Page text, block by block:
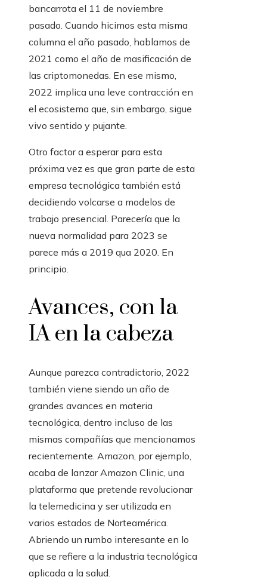
bancarrota el 11 de noviembre
pasado. Cuando hicimos esta misma
columna el año pasado, hablamos de
2021 como el año de masificación de
las criptomonedas. En ese mismo,
2022 implica una leve contracción en
el ecosistema que, sin embargo, sigue
vivo sentido y pujante.
Otro factor a esperar para esta
próxima vez es que gran parte de esta
empresa tecnológica también está
decidiendo volcarse a modelos de
trabajo presencial. Parecería que la
nueva normalidad para 2023 se
parece más a 2019 qua 2020. En
principio.
Avances, con la
IA en la cabeza
Aunque parezca contradictorio, 2022
también viene siendo un año de
grandes avances en materia
tecnológica, dentro incluso de las
mismas compañías que mencionamos
recientemente. Amazon, por ejemplo,
acaba de lanzar Amazon Clinic, una
plataforma que pretende revolucionar
la telemedicina y ser utilizada en
varios estados de Norteamérica.
Abriendo un rumbo interesante en lo
que se refiere a la industria tecnológica
aplicada a la salud.